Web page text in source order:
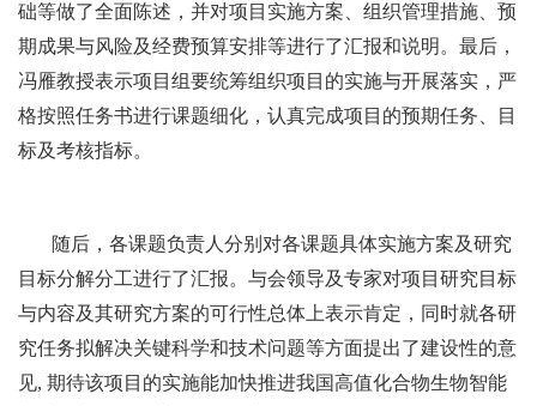
础等做了全面陈述，并对项目实施方案、组织管理措施、预
期成果与风险及经费预算安排等进行了汇报和说明。最后，
冯雁教授表示项目组要统筹组织项目的实施与开展落实，严
格按照任务书进行课题细化，认真完成项目的预期任务、目
标及考核指标。
随后，各课题负责人分别对各课题具体实施方案及研究
目标分解分工进行了汇报。与会领导及专家对项目研究目标
与内容及其研究方案的可行性总体上表示肯定，同时就各研
究任务拟解决关键科学和技术问题等方面提出了建设性的意
见, 期待该项目的实施能加快推进我国高值化合物生物智能